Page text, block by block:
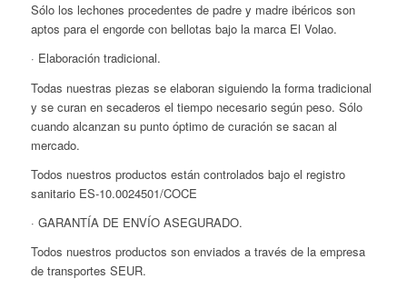
Sólo los lechones procedentes de padre y madre ibéricos son
aptos para el engorde con bellotas bajo la marca El Volao.
· Elaboración tradicional.
Todas nuestras piezas se elaboran siguiendo la forma tradicional
y se curan en secaderos el tiempo necesario según peso. Sólo
cuando alcanzan su punto óptimo de curación se sacan al
mercado.
Todos nuestros productos están controlados bajo el registro
sanitario ES-10.0024501/COCE
· GARANTÍA DE ENVÍO ASEGURADO.
Todos nuestros productos son enviados a través de la empresa
de transportes SEUR.